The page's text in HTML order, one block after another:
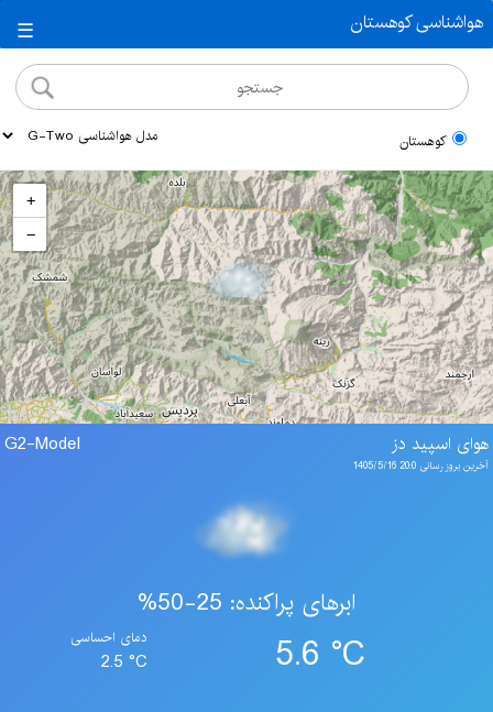
هواشناسی کوهستان ☰
کوهستان
+
−
هوای اسپید دز G2-Model
آخرین بروز رسانی 20:0 1405/5/16
ابرهای پراکنده: 25-50%
5.6 °C دمای احساسی
2.5 °C